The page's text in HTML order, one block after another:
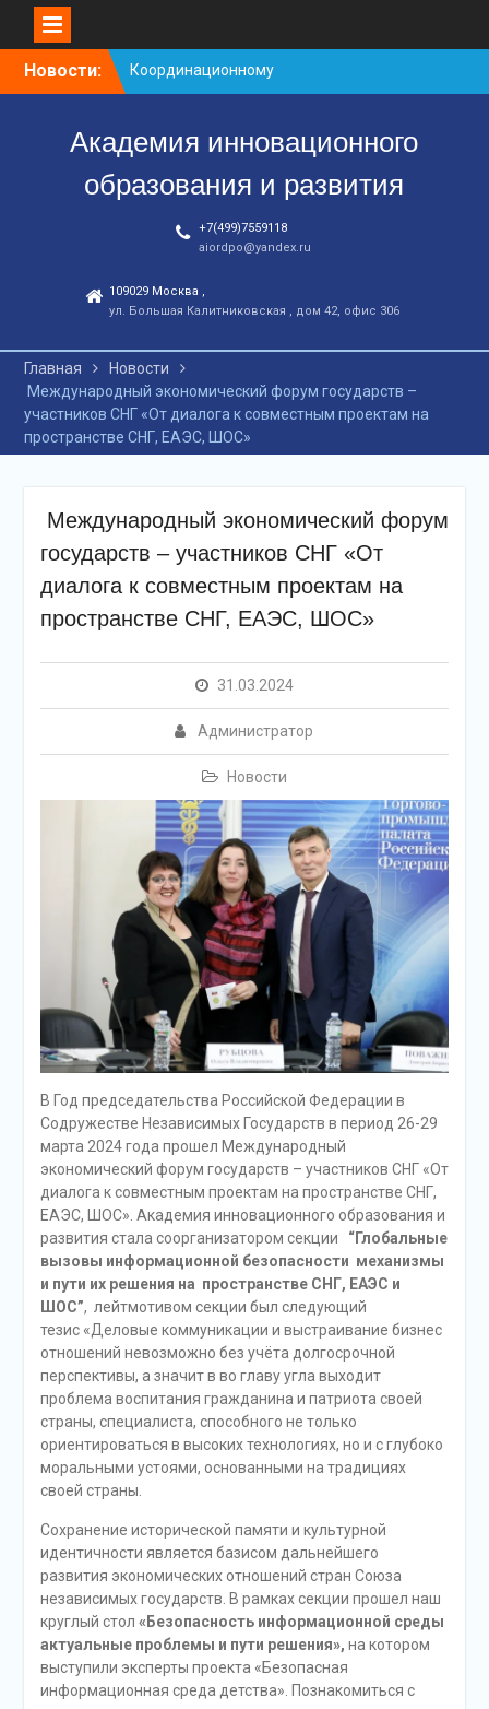
Новости:
Заседание рабочей
группа
Координационному
центру-25 лет!
Академия инновационного
образования и развития
+7(499)7559118
aiordpo@yandex.ru
109029 Москва ,
ул. Большая Калитниковская , дом 42, офис 306
Главная
Новости
Международный экономический форум государств –
участников СНГ «От диалога к совместным проектам на
пространстве СНГ, ЕАЭС, ШОС»
Международный экономический форум
государств – участников СНГ «От
диалога к совместным проектам на
пространстве СНГ, ЕАЭС, ШОС»
31.03.2024
Администратор
Новости
В Год председательства Российской Федерации в
Содружестве Независимых Государств в период 26-29
марта 2024 года прошел Международный
экономический форум государств – участников СНГ «От
диалога к совместным проектам на пространстве СНГ,
ЕАЭС, ШОС». Академия инновационного образования и
развития стала соорганизатором секции
“Глобальные
вызовы информационной безопасности механизмы
и пути их решения на пространстве СНГ, ЕАЭС и
ШОС”, лейтмотивом секции был следующий
тезис «Деловые коммуникации и выстраивание бизнес
отношений невозможно без учёта долгосрочной
перспективы, а значит в во главу угла выходит
проблема воспитания гражданина и патриота своей
страны, специалиста, способного не только
ориентироваться в высоких технологиях, но и с глубоко
моральными устоями, основанными на традициях
своей страны.
Сохранение исторической памяти и культурной
идентичности является базисом дальнейшего
развития экономических отношений стран Союза
независимых государств. В рамках секции прошел наш
круглый стол «Безопасность информационной среды
актуальные проблемы и пути решения», на котором
выступили эксперты проекта «Безопасная
информационная среда детства». Познакомиться с